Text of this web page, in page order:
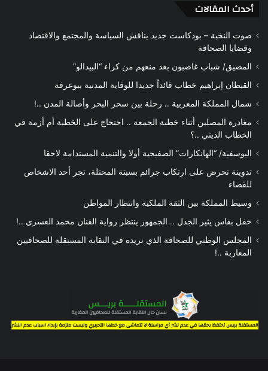
أحدث المقالات
صوت النخبة – بودكاست جديد يناقش السياسة والمجتمع والاقتصاد
وقضايا الصحافة
المضيق/ شباب غاضبون بعد منعهم من كراء “البيدالو”
القبطان إبراهيم خطاب قائداً جديدا للوقاية المدنية ببوعرفة
شمال المملكة المغربية .. رحلة بين سحر البحر وأصالة المدن ..!
مغادرة المصلين أثناء خطبة الجمعة .. احتجاج على الخطبة أم أزمة في
الخطاب الديني ..؟
اليوسفية/ “الهانكارات” الصفيحية أولا والتنمية المستدامة لاحقا
تدوينة تحرض على ارتكاب جرائم بسبتة المحتلة، تجر أحد الاشخاص
للقضاء
وسيط المملكة بين الثقة الملكية وانتظار المواطن
حفل بفاس يثير الجدل .. الجمهور ينتظر رواية الفنان محمد العسري ..!
المجلس الوطني للصحافة الذي نريده في النقابة المستقلة للصحافيين
المغاربة ..!